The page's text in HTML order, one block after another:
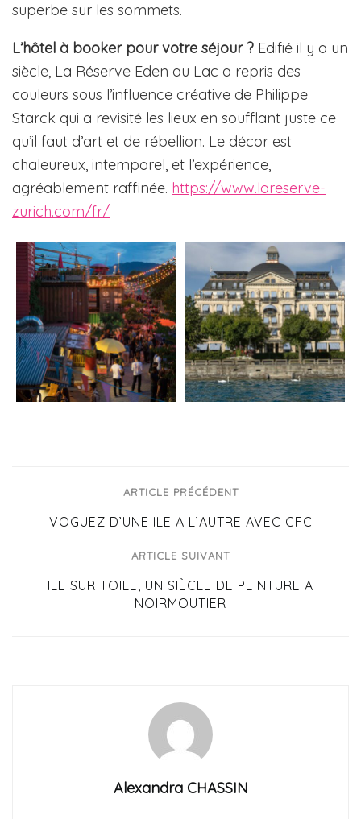
superbe sur les sommets.
L’hôtel à booker pour votre séjour ? Edifié il y a un
siècle, La Réserve Eden au Lac a repris des
couleurs sous l’influence créative de Philippe
Starck qui a revisité les lieux en soufflant juste ce
qu’il faut d’art et de rébellion. Le décor est
chaleureux, intemporel, et l’expérience,
agréablement raffinée. https://www.lareserve-
zurich.com/fr/
ARTICLE PRÉCÉDENT
VOGUEZ D’UNE ILE A L’AUTRE AVEC CFC
ARTICLE SUIVANT
ILE SUR TOILE, UN SIÈCLE DE PEINTURE A
NOIRMOUTIER
Alexandra CHASSIN